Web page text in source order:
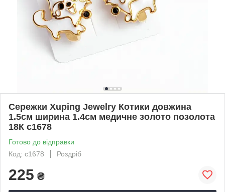
Сережки Xuping Jewelry Котики довжина
1.5см ширина 1.4см медичне золото позолота
18К с1678
Готово до відправки
Код: с1678
Роздріб
225 ₴